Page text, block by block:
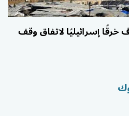
الحكومي: 4 آلاف خرقًا إسرائيليًا لاتفاق وقف